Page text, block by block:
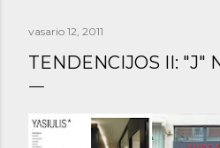
vasario 12, 2011
TENDENCIJOS II: "J"